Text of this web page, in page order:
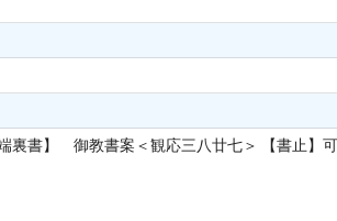
裏書】 御教書案＜観応三八廿七＞ 【書止】